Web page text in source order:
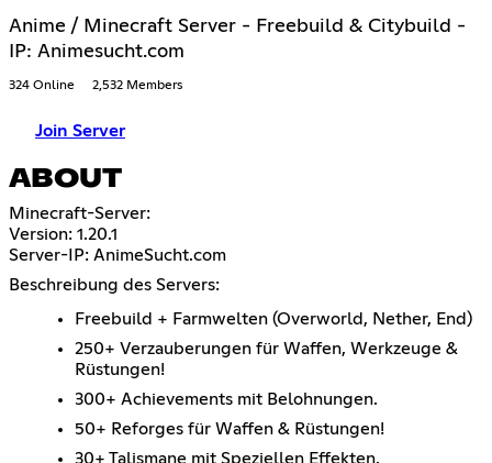
Anime / Minecraft Server - Freebuild & Citybuild -
IP: Animesucht.com
324 Online 2,532 Members
Join Server
ABOUT
Minecraft-Server:
Version: 1.20.1
Server-IP: AnimeSucht.com
Beschreibung des Servers:
Freebuild + Farmwelten (Overworld, Nether, End)
250+ Verzauberungen für Waffen, Werkzeuge &
Rüstungen!
300+ Achievements mit Belohnungen.
50+ Reforges für Waffen & Rüstungen!
30+ Talismane mit Speziellen Effekten.